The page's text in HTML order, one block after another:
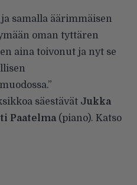
samalla äärimmäisen
oman tyttären
aina toivonut ja nyt se
säestävät Jukka
Paatelma(piano). Katso